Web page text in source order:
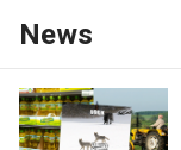
News